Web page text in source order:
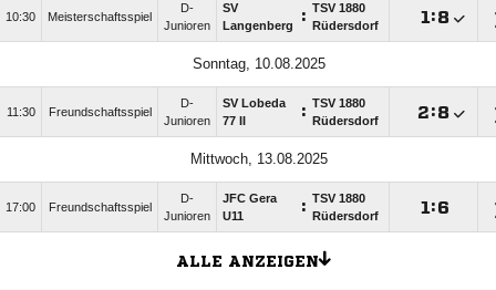
10:30 Meisterschaftsspiel
D-
Junioren
SV
Langenberg
: TSV 1880
Rüdersdorf
:
Sonntag, 10.08.2025
11:30 Freundschaftsspiel
D-
Junioren
SV Lobeda
77 II
: TSV 1880
Rüdersdorf
:
Mittwoch, 13.08.2025
17:00 Freundschaftsspiel
D-
Junioren
JFC Gera
U11
: TSV 1880
Rüdersdorf
:
ALLE ANZEIGEN